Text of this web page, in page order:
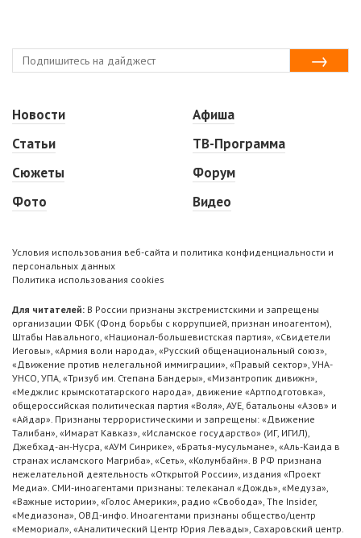
Новости
Статьи
Сюжеты
Фото
Афиша
ТВ-Программа
Форум
Видео
Условия использования веб-сайта и политика конфиденциальности и
персональных данных
Политика использования cookies
Для читателей: В России признаны экстремистскими и запрещены
организации ФБК (Фонд борьбы с коррупцией, признан иноагентом),
Штабы Навального, «Национал-большевистская партия», «Свидетели
Иеговы», «Армия воли народа», «Русский общенациональный союз»,
«Движение против нелегальной иммиграции», «Правый сектор», УНА-
УНСО, УПА, «Тризуб им. Степана Бандеры», «Мизантропик дивижн»,
«Меджлис крымскотатарского народа», движение «Артподготовка»,
общероссийская политическая партия «Воля», АУЕ, батальоны «Азов» и
«Айдар». Признаны террористическими и запрещены: «Движение
Талибан», «Имарат Кавказ», «Исламское государство» (ИГ, ИГИЛ),
Джебхад-ан-Нусра, «АУМ Синрике», «Братья-мусульмане», «Аль-Каида в
странах исламского Магриба», «Сеть», «Колумбайн». В РФ признана
нежелательной деятельность «Открытой России», издания «Проект
Медиа». СМИ-иноагентами признаны: телеканал «Дождь», «Медуза»,
«Важные истории», «Голос Америки», радио «Свобода», The Insider,
«Медиазона», ОВД-инфо. Иноагентами признаны общество/центр
«Мемориал», «Аналитический Центр Юрия Левады», Сахаровский центр.